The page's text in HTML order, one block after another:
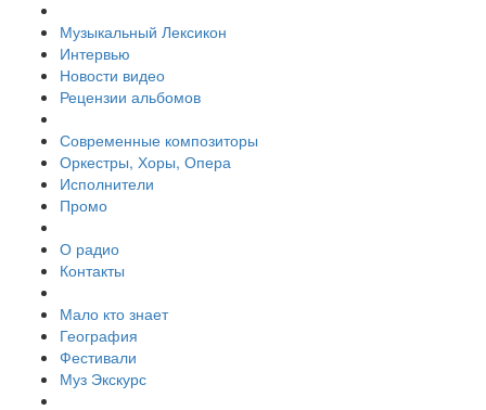
Музыкальный Лексикон
Интервью
Новости видео
Рецензии альбомов
Современные композиторы
Оркестры, Хоры, Опера
Исполнители
Промо
О радио
Контакты
Мало кто знает
География
Фестивали
Муз Экскурс